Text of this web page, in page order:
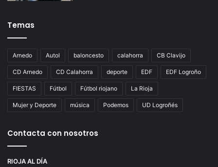
Temas
Arnedo Autol baloncesto calahorra CB Clavijo
CD Arnedo CD Calahorra deporte EDF EDF Logroño
FIESTAS Fútbol Fútbol riojano La Rioja
Mujer y Deporte música Podemos UD Logroñés
Contacta con nosotros
RIOJA AL DÍA